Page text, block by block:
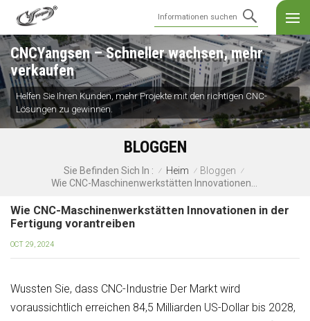
CNCYangsen – Schneller wachsen, mehr
verkaufen
Helfen Sie Ihren Kunden, mehr Projekte mit den richtigen CNC-
Lösungen zu gewinnen.
BLOGGEN
Sie Befinden Sich In : / Heim / Bloggen /
Wie CNC-Maschinenwerkstätten Innovationen in der
Fertigung vorantreiben
OCT 29, 2024
Wussten Sie, dass CNC-Industrie Der Markt wird
voraussichtlich erreichen 84,5 Milliarden US-Dollar bis 2028,